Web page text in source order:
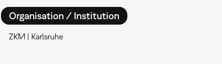
Organisation / Institution
ZKM | Karlsruhe